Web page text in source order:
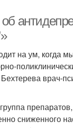
об
на ум, когда
врач-
сниженного